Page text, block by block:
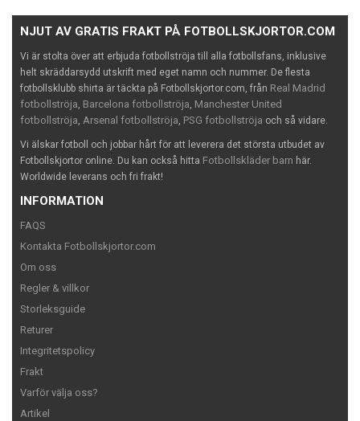
NJUT AV GRATIS FRAKT PÅ FOTBOLLSKJORTOR.COM
Vi är stolta över att erbjuda fotbollströja till alla fotbollsfans, inklusive
helt skräddarsydd utskrift med eget namn och nummer. De flesta
fotbollsklubb shirta är täckta på Fotbollskjortor.com, från Real Madrid
fotbollströja, Barcelona fotbollströja, Manchester United
fotbollströja, Arsenal fotbollströja, PSG fotbollströja och så vidare.
Vi älskar fotboll och jobbar hårt för att leverera det största utbudet av
Fotbollskjortor online. Du kan också hitta Fotbollskläder barn här.
Worldwide leverans och fri frakt!
INFORMATION
FAQS
Kontakta Fotbollskjortor.com
Om oss
Regler & villkor
Storleksguide
Returer
Integritetspolicy
Frakt
Varför välja oss?
Artikel